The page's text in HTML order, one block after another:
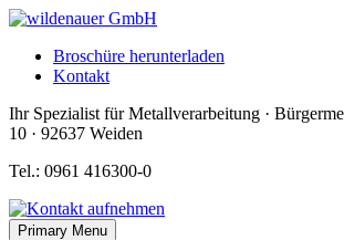
Skip
contentBroschüre herunterladen
Kontakt
Ihr Spezialist für Metallverarbeitung ·
10 · 92637 Weiden
Tel.: 0961 416300-0
Primary Menu